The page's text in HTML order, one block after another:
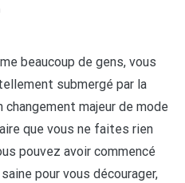
beaucoup de gens, vous
submergé par la
changement majeur de mode
que vous ne faites rien
pouvez avoir commencé
pour vous décourager,